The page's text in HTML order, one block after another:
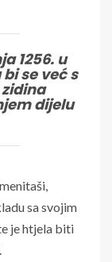
1256. u
se već s
dijelu
sa svojim
je htjela biti